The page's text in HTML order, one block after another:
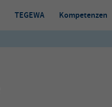
TEGEWA Kompetenzen